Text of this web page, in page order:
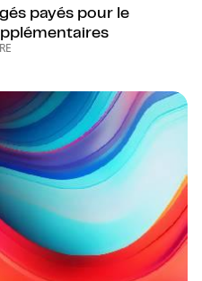
payés pour le